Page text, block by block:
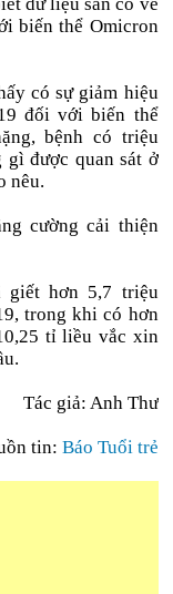
biến thể Omicron
có sự giảm hiệu
đối với biến thể
bệnh có triệu
gì được quan sát ở
nêu.
cường cải thiện
giết hơn 5,7 triệu
trong khi có hơn
tỉ liều vắc xin
Tác giả: Anh Thư
tin: Báo Tuổi trẻ